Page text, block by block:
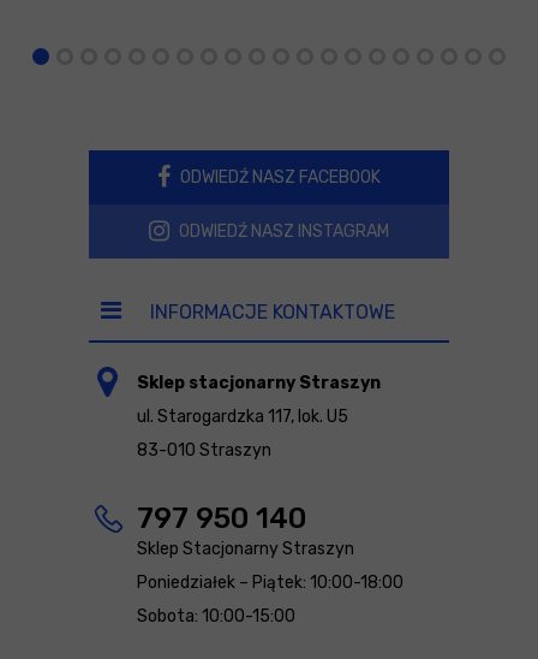
ODWIEDŹ NASZ FACEBOOK
ODWIEDŹ NASZ INSTAGRAM
INFORMACJE KONTAKTOWE
Sklep stacjonarny Straszyn
ul. Starogardzka 117, lok. U5
83-010 Straszyn
797 950 140
Sklep Stacjonarny Straszyn
Poniedziałek – Piątek: 10:00-18:00
Sobota: 10:00-15:00